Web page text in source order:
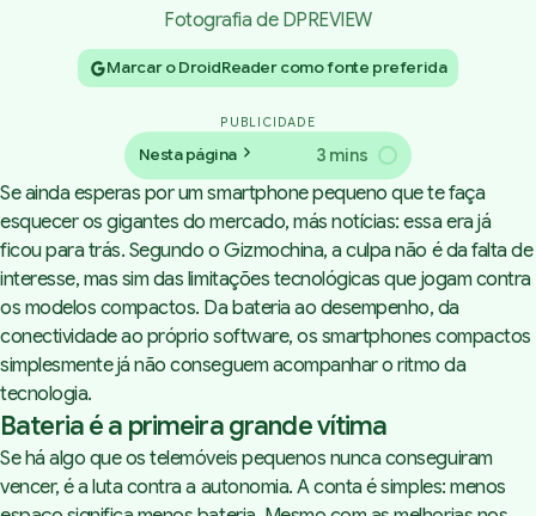
Fotografia de DPREVIEW
Marcar o DroidReader como fonte preferida
PUBLICIDADE
Nesta página 3 mins
Se ainda esperas por um smartphone pequeno que te faça
esquecer os gigantes do mercado, más notícias: essa era já
ficou para trás. Segundo o Gizmochina, a culpa não é da falta de
interesse, mas sim das limitações tecnológicas que jogam contra
os modelos compactos. Da bateria ao desempenho, da
conectividade ao próprio software, os smartphones compactos
simplesmente já não conseguem acompanhar o ritmo da
tecnologia.
Bateria é a primeira grande vítima
Se há algo que os telemóveis pequenos nunca conseguiram
vencer, é a luta contra a autonomia. A conta é simples: menos